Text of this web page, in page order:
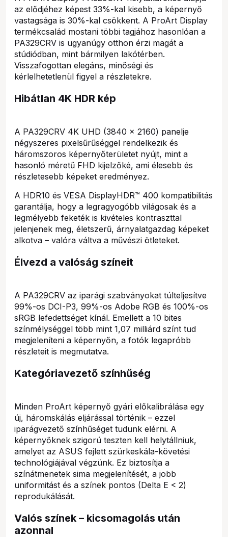
az elődjéhez képest 33%-kal kisebb, a képernyő
vastagsága is 30%-kal csökkent. A ProArt Display
termékcsalád mostani többi tagjához hasonlóan a
PA329CRV is ugyanúgy otthon érzi magát a
stúdiódban, mint bármilyen lakótérben.
Visszafogottan elegáns, minőségi és
kérlelhetetlenül figyel a részletekre.
Hibátlan 4K HDR kép
A PA329CRV 4K UHD (3840 x 2160) panelje
négyszeres pixelsűrűséggel rendelkezik és
háromszoros képernyőterületet nyújt, mint a
hasonló méretű FHD kijelzőké, ami élesebb és
részletesebb képeket eredményez.
A HDR10 és VESA DisplayHDR™ 400 kompatibilitás
garantálja, hogy a legragyogóbb világosak és a
legmélyebb feketék is kivételes kontraszttal
jelenjenek meg, életszerű, árnyalatgazdag képeket
alkotva – valóra váltva a művészi ötleteket.
Élvezd a valóság színeit
A PA329CRV az iparági szabványokat túlteljesítve
99%-os DCI-P3, 99%-os Adobe RGB és 100%-os
sRGB lefedettséget kínál. Emellett a 10 bites
színmélységgel több mint 1,07 milliárd színt tud
megjeleníteni a képernyőn, a fotók legapróbb
részleteit is megmutatva.
Kategóriavezető színhűség
Minden ProArt képernyő gyári előkalibrálása egy
új, háromskálás eljárással történik – ezzel
iparágvezető színhűséget tudunk elérni. A
képernyőknek szigorú teszten kell helytállniuk,
amelyet az ASUS fejlett szürkeskála-követési
technológiájával végzünk. Ez biztosítja a
színátmenetek sima megjelenítését, a jobb
uniformitást és a színek pontos (Delta E < 2)
reprodukálását.
Valós színek – kicsomagolás után
azonnal